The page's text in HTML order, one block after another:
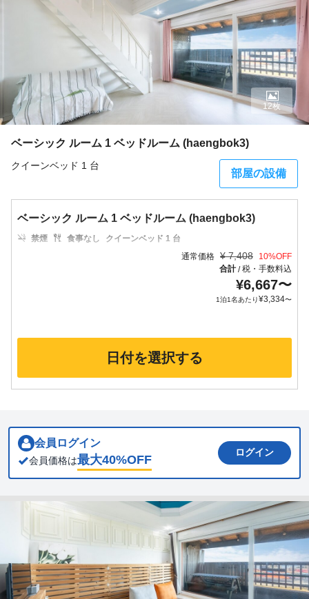
ベーシック ルーム 1 ベッドルーム (haengbok3)
クイーンベッド 1 台
部屋の設備
12枚
ベーシック ルーム 1 ベッドルーム (haengbok3)
禁煙 食事なし
クイーンベッド 1 台
通常価格 ¥ 7,408 10%OFF
合計/税・手数料込
¥6,667〜
1泊1名あたり¥3,334〜
日付を選択する
会員ログイン
会員価格は最大40%OFF
ログイン